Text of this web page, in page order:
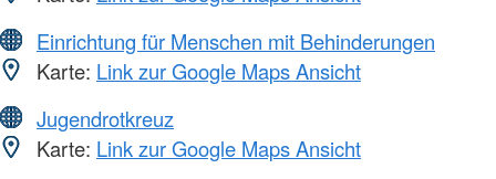
Einrichtung für Menschen mit Behinderungen
Karte: Link zur Google Maps Ansicht
Jugendrotkreuz
Karte: Link zur Google Maps Ansicht